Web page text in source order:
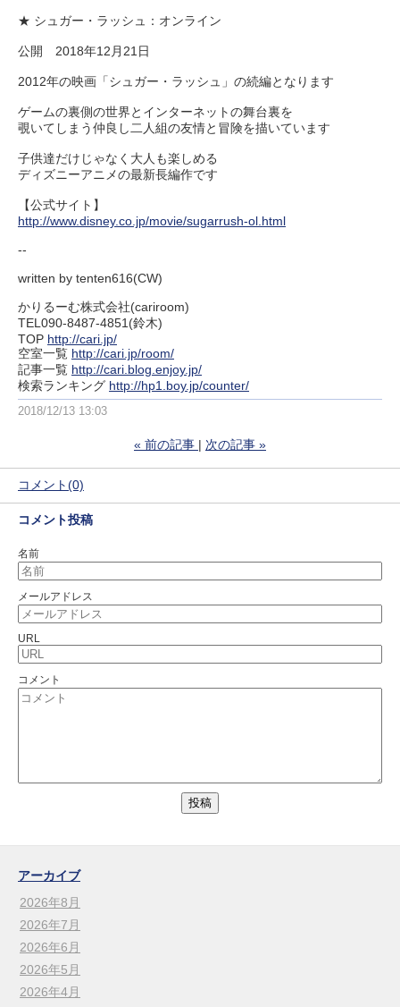
★ シュガー・ラッシュ：オンライン
公開 2018年12月21日
2012年の映画「シュガー・ラッシュ」の続編となります
ゲームの裏側の世界とインターネットの舞台裏を
覗いてしまう仲良し二人組の友情と冒険を描いています
子供達だけじゃなく大人も楽しめる
ディズニーアニメの最新長編作です
【公式サイト】
http://www.disney.co.jp/movie/sugarrush-ol.html
--
written by tenten616(CW)
かりるーむ株式会社(cariroom)
TEL090-8487-4851(鈴木)
TOP http://cari.jp/
空室一覧 http://cari.jp/room/
記事一覧 http://cari.blog.enjoy.jp/
検索ランキング http://hp1.boy.jp/counter/
2018/12/13 13:03
« 前の記事 次の記事 »
コメント(0)
コメント投稿
名前
メールアドレス
URL
コメント
アーカイブ
2026年8月
2026年7月
2026年6月
2026年5月
2026年4月